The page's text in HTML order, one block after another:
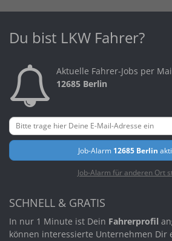
Du bist LKW Fahrer?
Aktuelle Fahrer-Jobs per
12685 Berlin
Job-Alarm 12685 Berlin
Job-Alarm für anderen Ort
SCHNELL & GRATIS
In nur 1 Minute ist Dein Fahrerprofil
können interessierte Unternehmen Dir